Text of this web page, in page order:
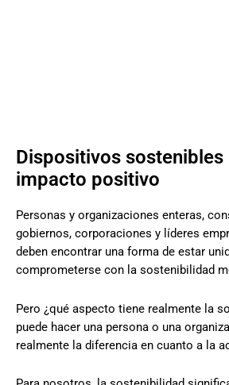
Dispositivos sostenibles
impacto positivo
Personas y organizaciones enteras,
gobiernos, corporaciones y líderes
deben encontrar una forma de estar
comprometerse con la sostenibilidad
Pero ¿qué aspecto tiene realmente la
puede hacer una persona o una
realmente la diferencia en cuanto a la